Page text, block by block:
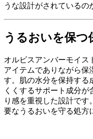
うな設計がされているの
うるおいを保つ
オルビスアンバーモイス
アイテムでありながら保
す。肌の水分を保持する
くくするサポート成分が
り感を重視した設計で
要なうるおいを守る処方